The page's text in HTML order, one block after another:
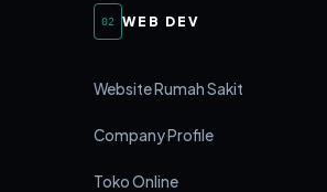
02 WEB DEV
Website Rumah Sakit
Company Profile
Toko Online